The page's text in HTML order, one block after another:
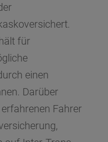
für
einen
Darüber
Fahrer